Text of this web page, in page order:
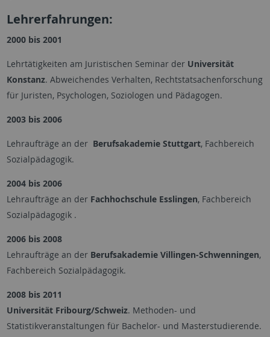
Lehrerfahrungen:
2000 bis 2001
Lehrtätigkeiten am Juristischen Seminar der Universität
Konstanz. Abweichendes Verhalten, Rechtstatsachenforschung
für Juristen, Psychologen, Soziologen und Pädagogen.
2003 bis 2006
Lehraufträge an der Berufsakademie Stuttgart, Fachbereich
Sozialpädagogik.
2004 bis 2006
Lehraufträge an der Fachhochschule Esslingen, Fachbereich
Sozialpädagogik .
2006 bis 2008
Lehraufträge an der Berufsakademie Villingen-Schwenningen,
Fachbereich Sozialpädagogik.
2008 bis 2011
Universität Fribourg/Schweiz. Methoden- und
Statistikveranstaltungen für Bachelor- und Masterstudierende.